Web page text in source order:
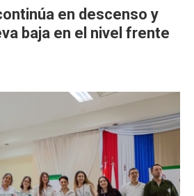
en descenso y
baja en el nivel frente